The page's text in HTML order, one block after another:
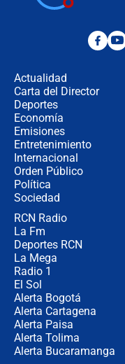
Actualidad
Carta del Director
Deportes
Economía
Emisiones
Entretenimiento
Internacional
Orden Público
Política
Sociedad
RCN Radio
La Fm
Deportes RCN
La Mega
Radio 1
El Sol
Alerta Bogotá
Alerta Cartagena
Alerta Paisa
Alerta Tolima
Alerta Bucaramanga